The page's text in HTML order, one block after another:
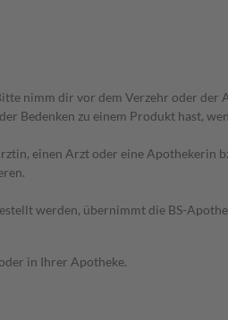
nimm dir vor dem Verzehr oder
Bedenken zu einem Produkt hast,
einen Arzt oder eine Apothekerin
werden, übernimmt die BS-
in Ihrer Apotheke.